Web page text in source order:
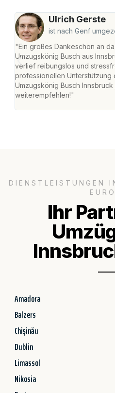
Ulrich Gerste
ist nach Genf
"Ein großes Dankeschön an
Umzugskönig Busch aus
verlief reibungslos und
professionellen Unterstützung
Umzugskönig Busch
weiterempfehlen!"
DIENSTLEISTUNGEN
Ihr
Amadora
Balzers
Chișinău
Dublin
Limassol
Nikosia